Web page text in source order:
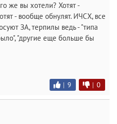
же вы хотели? Хотят -
- вообще обнулят. ИЧСХ, все
ЗА, терпилы ведь - "типа
"другие еще больше бы
| 9 | 0